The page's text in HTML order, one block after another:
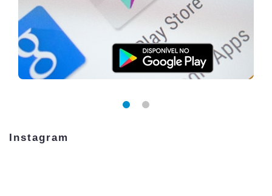
Instagram